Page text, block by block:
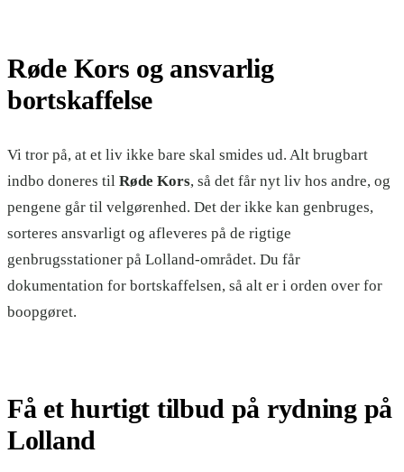
Røde Kors og ansvarlig
bortskaffelse
Vi tror på, at et liv ikke bare skal smides ud. Alt brugbart
indbo doneres til Røde Kors, så det får nyt liv hos andre, og
pengene går til velgørenhed. Det der ikke kan genbruges,
sorteres ansvarligt og afleveres på de rigtige
genbrugsstationer på Lolland-området. Du får
dokumentation for bortskaffelsen, så alt er i orden over for
boopgøret.
Få et hurtigt tilbud på rydning på
Lolland